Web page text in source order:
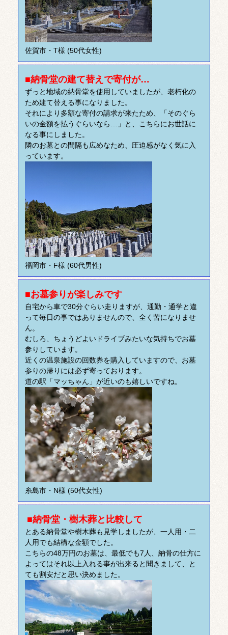
佐賀市・T様 (50代女性)
■納骨堂の建て替えで寄付が…
ずっと地域の納骨堂を使用していましたが、老朽化の
ため建て替える事になりました。
それにより多額な寄付の請求が来たため、「そのぐら
いの金額を払うぐらいなら…」と、こちらにお世話に
なる事にしました。
隣のお墓との間隔も広めなため、圧迫感がなく気に入
っています。
福岡市・F様 (60代男性)
■お墓参りが楽しみです
自宅から車で30分ぐらい走りますが、通勤・通学と違
って毎日の事ではありませんので、全く苦になりませ
ん。
むしろ、ちょうどよいドライブみたいな気持ちでお墓
参りしています。
近くの温泉施設の回数券を購入していますので、お墓
参りの帰りには必ず寄っております。
道の駅「マッちゃん」が近いのも嬉しいですね。
糸島市・N様 (50代女性)
■納骨堂・樹木葬と比較して
とある納骨堂や樹木葬も見学しましたが、一人用・二
人用でも結構な金額でした。
こちらの48万円のお墓は、最低でも7人、納骨の仕方に
よってはそれ以上入れる事が出来ると聞きまして、と
ても割安だと思い決めました。